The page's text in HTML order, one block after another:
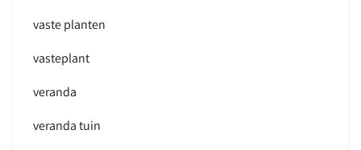
vaste planten
vasteplant
veranda
veranda tuin